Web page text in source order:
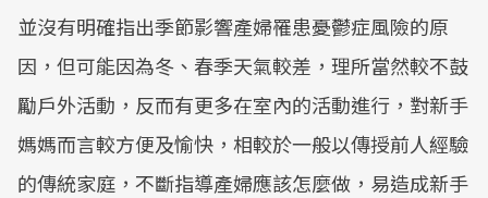
並沒有明確指出季節影響產婦罹患憂鬱症風險的原
因，但可能因為冬、春季天氣較差，理所當然較不鼓
勵戶外活動，反而有更多在室內的活動進行，對新手
媽媽而言較方便及愉快，相較於一般以傳授前人經驗
的傳統家庭，不斷指導產婦應該怎麼做，易造成新手